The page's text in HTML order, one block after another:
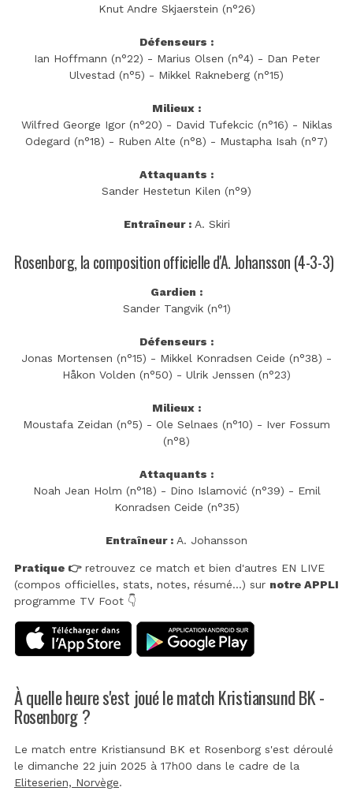
Knut Andre Skjaerstein (n°26)
Défenseurs :
Ian Hoffmann (n°22) - Marius Olsen (n°4) - Dan Peter
Ulvestad (n°5) - Mikkel Rakneberg (n°15)
Milieux :
Wilfred George Igor (n°20) - David Tufekcic (n°16) - Niklas
Odegard (n°18) - Ruben Alte (n°8) - Mustapha Isah (n°7)
Attaquants :
Sander Hestetun Kilen (n°9)
Entraîneur :A. Skiri
Rosenborg, la composition officielle d'A. Johansson (4-3-3)
Gardien :
Sander Tangvik (n°1)
Défenseurs :
Jonas Mortensen (n°15) - Mikkel Konradsen Ceide (n°38) -
Håkon Volden (n°50) - Ulrik Jenssen (n°23)
Milieux :
Moustafa Zeidan (n°5) - Ole Selnaes (n°10) - Iver Fossum
(n°8)
Attaquants :
Noah Jean Holm (n°18) - Dino Islamović (n°39) - Emil
Konradsen Ceide (n°35)
Entraîneur : A. Johansson
Pratique 👉retrouvez ce match et bien d'autres EN LIVE
(compos officielles, stats, notes, résumé...) sur notre APPLI
programme TV Foot 👇
À quelle heure s'est joué le match Kristiansund BK -
Rosenborg ?
Le match entre Kristiansund BK et Rosenborg s'est déroulé
le dimanche 22 juin 2025 à 17h00 dans le cadre de la
Eliteserien, Norvège.